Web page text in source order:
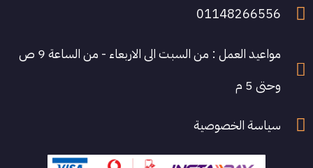
01148266556
مواعيد العمل : من السبت الى الاربعاء - من الساعة 9 ص
وحتى 5 م
سياسة الخصوصية